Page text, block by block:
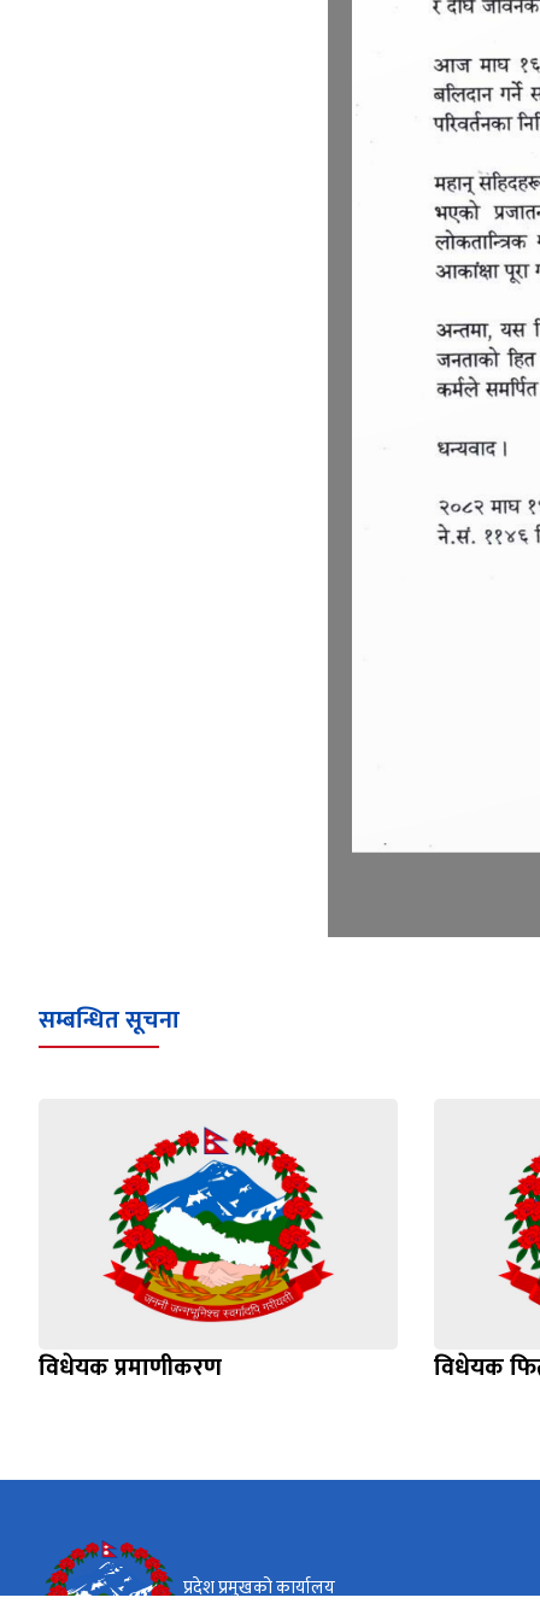
सम्बन्धित सूचना
विधेयक प्रमाणीकरण विधेयक
प्रदेश प्रमुखको कार्यालय